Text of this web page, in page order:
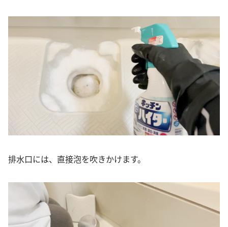
排水口には、直接泡を吹きかけます。